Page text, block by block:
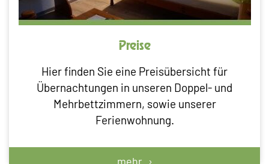
Preise
Hier finden Sie eine Preisübersicht für
Übernachtungen in unseren Doppel- und
Mehrbettzimmern, sowie unserer
Ferienwohnung.
mehr